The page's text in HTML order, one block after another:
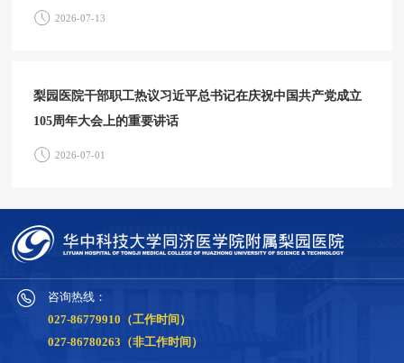
2026-07-13
梨园医院干部职工热议习近平总书记在庆祝中国共产党成立
105周年大会上的重要讲话
2026-07-01
咨询热线：
027-86779910（工作时间）
027-86780263（非工作时间）